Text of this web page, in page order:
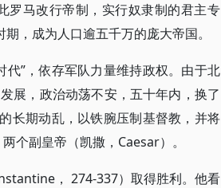
罗马改行帝制，实行奴隶制的君主专
，成为人口逾五千万的庞大帝国。
”，依存军队力量维持政权。由于北
展，政治动荡不安，五十年内，换了
长期动乱，以铁腕压制基督教，并将
个副皇帝（凯撒，Caesar）。
， 274-337）取得胜利。他看